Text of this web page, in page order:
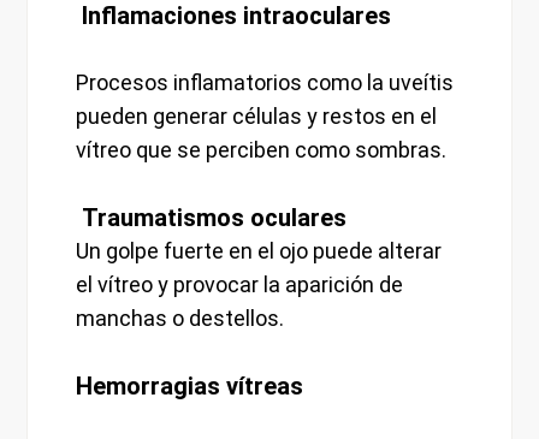
Inflamaciones intraoculares
Procesos inflamatorios como la uveítis
pueden generar células y restos en el
vítreo que se perciben como sombras.
Traumatismos oculares
Un golpe fuerte en el ojo puede alterar
el vítreo y provocar la aparición de
manchas o destellos.
Hemorragias vítreas